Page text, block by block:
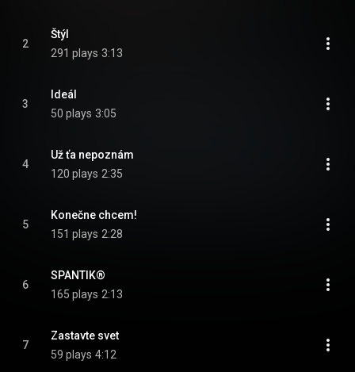
2
Štýl
291 plays 3:13
3
Ideál
50 plays 3:05
4
Už ťa nepoznám
120 plays 2:35
5
Konečne chcem!
151 plays 2:28
6
SPANTIK®
165 plays 2:13
7
Zastavte svet
59 plays 4:12